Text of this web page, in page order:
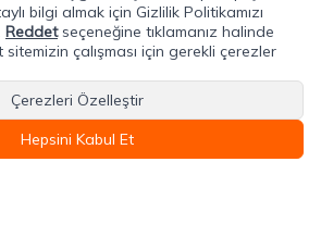
bilgi almak için Gizlilik Politikamızı
Reddetseçeneğine tıklamanız halinde
çalışması için gerekli çerezler
Çerezleri Özelleştir
Hepsini Kabul Et